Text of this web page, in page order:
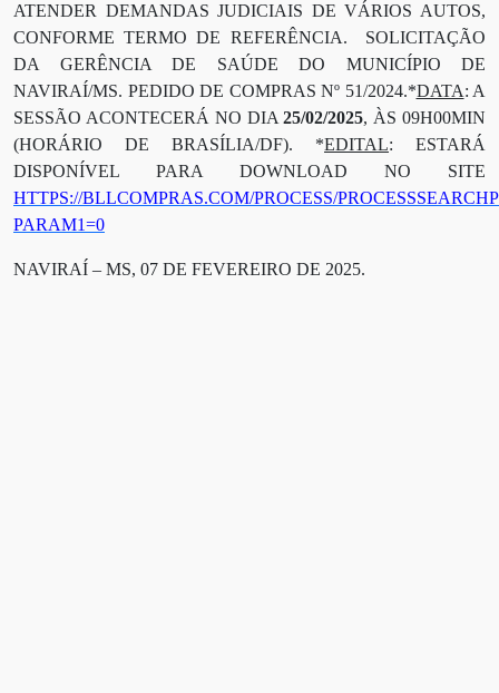
ATENDER DEMANDAS JUDICIAIS DE VÁRIOS AUTOS,
CONFORME TERMO DE REFERÊNCIA. SOLICITAÇÃO
DA GERÊNCIA DE SAÚDE DO MUNICÍPIO DE
NAVIRAÍ/MS. PEDIDO DE COMPRAS Nº 51/2024.*DATA: A
SESSÃO ACONTECERÁ NO DIA25/02/2025, ÀS 09H00MIN
(HORÁRIO DE BRASÍLIA/DF). *EDITAL: ESTARÁ
DISPONÍVEL PARA DOWNLOAD NO SITE
HTTPS://BLLCOMPRAS.COM/PROCESS/
PARAM1=0
NAVIRAÍ – MS, 07 DE FEVEREIRO DE 2025.